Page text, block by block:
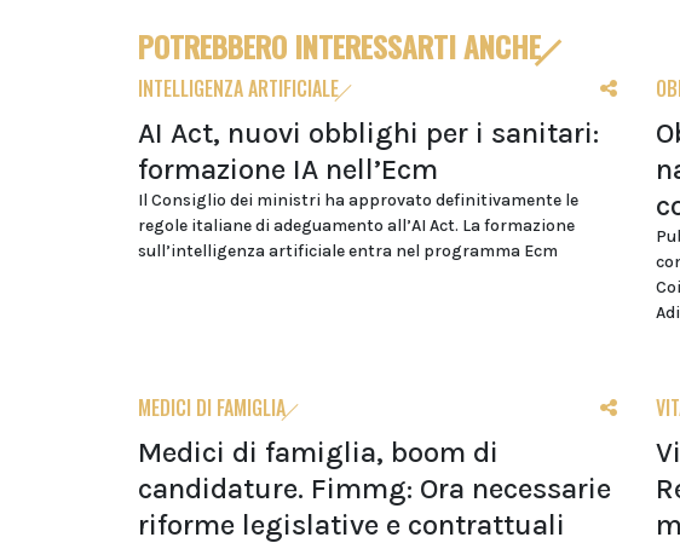
POTREBBERO INTERESSARTI ANCHE
INTELLIGENZA ARTIFICIALE
AI Act, nuovi obblighi per i sanitari:
formazione IA nell’Ecm
Il Consiglio dei ministri ha approvato definitivamente le
regole italiane di adeguamento all’AI Act. La formazione
sull’intelligenza artificiale entra nel programma Ecm
MEDICI DI FAMIGLIA
Medici di famiglia, boom di
candidature. Fimmg: Ora necessarie
riforme legislative e contrattuali